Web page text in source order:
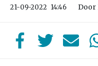
21-09-2022 14:46 Door